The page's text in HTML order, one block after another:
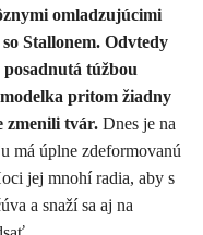
omladzujúcimi
Stallonem. Odvtedy
túžbou
pritom žiadny
zmenili tvár. Dnes je na
má úplne zdeformovanú
jej mnohí radia, aby s
a snaží sa aj na